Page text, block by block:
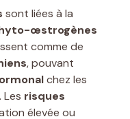
sont liées à la
œstrogènes
comme de
, pouvant
chez les
risques
élevée ou